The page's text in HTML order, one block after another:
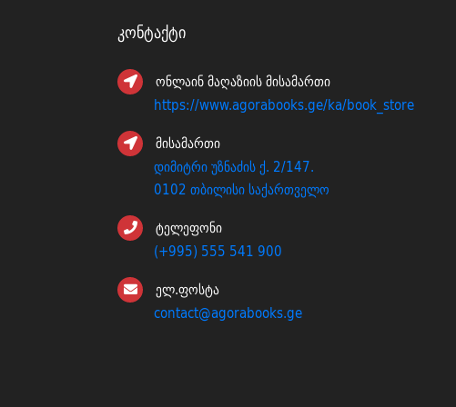
Კონტაქტი
ონლაინ მაღაზიის მისამართი
https://www.agorabooks.ge/ka/book_store
მისამართი
დიმიტრი უზნაძის ქ. 2/147.
0102 თბილისი საქართველო
ტელეფონი
(+995) 555 541 900
ელ.ფოსტა
contact@agorabooks.ge